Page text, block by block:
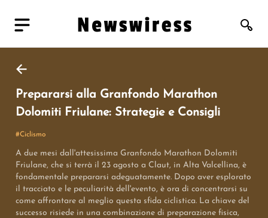
Prepararsi alla Granfondo Marathon
Dolomiti Friulane: Strategie e Consigli
#Ciclismo
A due mesi dall'attesissima Granfondo Marathon Dolomiti
Friulane, che si terrà il 23 agosto a Claut, in Alta Valcellina, è
fondamentale prepararsi adeguatamente. Dopo aver esplorato
il tracciato e le peculiarità dell'evento, è ora di concentrarsi su
come affrontare al meglio questa sfida ciclistica. La chiave del
successo risiede in una combinazione di preparazione fisica,